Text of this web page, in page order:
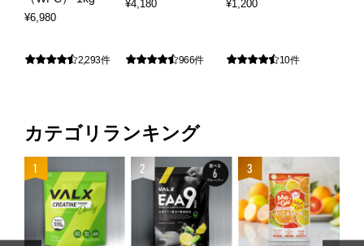
¥6,980
2,293件
¥4,180
966件
¥1,200
10件
カテゴリランキング
1 2 3